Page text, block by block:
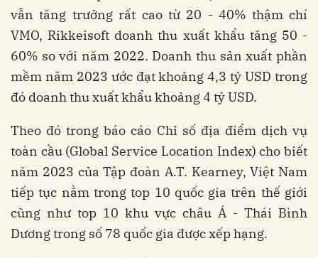
vẫn tăng trưởng rất cao từ 20 - 40% thậm chí
VMO, Rikkeisoft doanh thu xuất khẩu tăng 50 -
60% so với năm 2022. Doanh thu sản xuất phần
mềm năm 2023 ước đạt khoảng 4,3 tỷ USD trong
đó doanh thu xuất khẩu khoảng 4 tỷ USD.
Theo đó trong báo cáo Chỉ số địa điểm dịch vụ
toàn cầu (Global Service Location Index) cho biết
năm 2023 của Tập đoàn A.T. Kearney, Việt Nam
tiếp tục nằm trong top 10 quốc gia trên thế giới
cũng như top 10 khu vực châu Á - Thái Bình
Dương trong số 78 quốc gia được xếp hạng.